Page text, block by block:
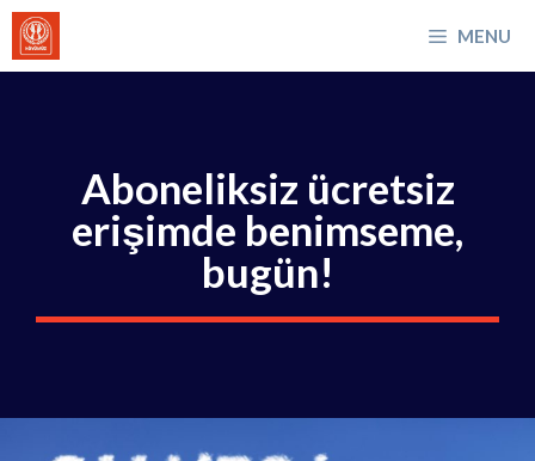
İçeriğe
atla
MENU
Aboneliksiz ücretsiz
erişimde benimseme,
bugün!